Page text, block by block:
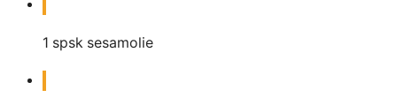
1 spsk sesamolie